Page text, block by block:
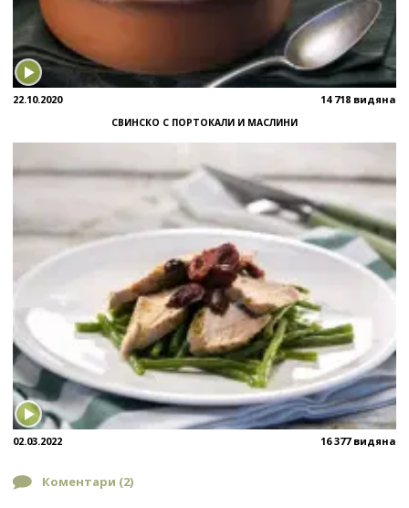
22.10.2020 14 718 видяна
СВИНСКО С ПОРТОКАЛИ И МАСЛИНИ
02.03.2022 16 377 видяна
Коментари (2)